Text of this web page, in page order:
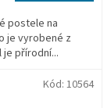
postele na
je vyrobené z
přírodní...
Kód: 10564